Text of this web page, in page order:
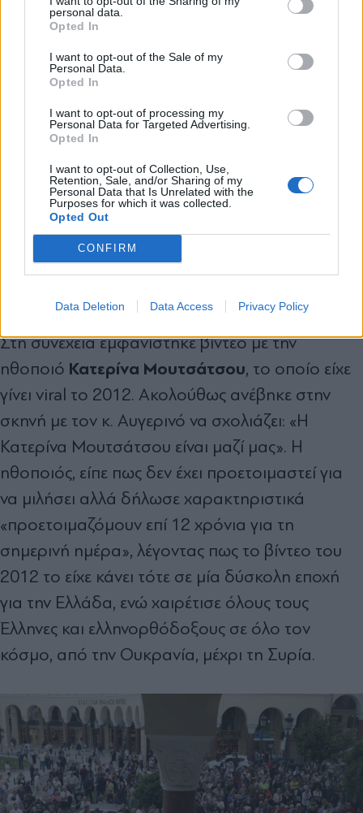
personal data.
Opted In
I want to opt-out of the Sale of my
Personal Data.
Opted In
I want to opt-out of processing my
Personal Data for Targeted Advertising.
Opted In
I want to opt-out of Collection, Use,
Retention, Sale, and/or Sharing of my
Personal Data that Is Unrelated with the
Purposes for which it was collected.
Opted Out
CONFIRM
Data Deletion Data Access Privacy Policy
Στη συνέχεια εμφανίστηκε βίντεο με την
ηθοποιό Κατερίνα Μουτσάτσου, το οποίο είχε
γίνει viral το 2012. Ακολούθως ανέβηκε στην
σκηνή με τον κ. Αυγερινό να σχολιάζει: «Η
Κατερίνα Μουτσάτσου είναι μαζί μας». Η
ηθοποιός, είπε πως δεν έχει προετοιμαστεί για
να μιλήσει αλλά δήλωσε χαρακτηριστικά
«προετοιμαζόμουν επί 12 χρόνια για τη
σημερινή ημέρα», λέγοντας πως το βίντεο του
2012 το είχε κάνει τότε σε μία δύσκολη εποχή
για την Ελλάδα, ενώ χαιρέτισε όλους τους
Έλληνες και ελληνορθόδοξους σε όλο τον
κόσμο, από την Ουκρανία, μέχρι τη Συρία.
Αποδέχομαι τους
και την πολιτική απορρήτου
X